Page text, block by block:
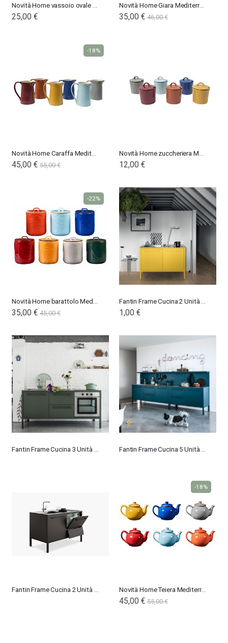
25,00 €
Novità Home Giara Mediterraneo
35,00 € 46,00 €
Novità Home Caraffa Mediterraneo
45,00 € 55,00 €
-18%
12,00 €
35,00 € 45,00 €
-22%
1,00 €
Novità Home Teiera Mediterraneo in Ceramica
45,00 € 55,00 €
-18%